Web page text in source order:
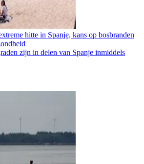
hitte in Spanje, kans op bosbranden
zijn in delen van Spanje inmiddels